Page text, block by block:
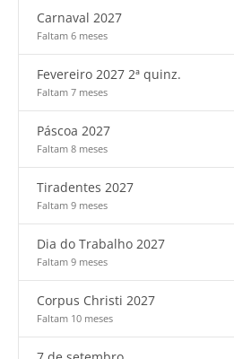
Carnaval 2027
Faltam 6 meses
Fevereiro 2027 2ª quinz.
Faltam 7 meses
Páscoa 2027
Faltam 8 meses
Tiradentes 2027
Faltam 9 meses
Dia do Trabalho 2027
Faltam 9 meses
Corpus Christi 2027
Faltam 10 meses